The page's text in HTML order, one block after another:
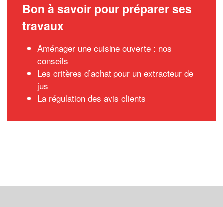
Bon à savoir pour préparer ses
travaux
Aménager une cuisine ouverte : nos
conseils
Les critères d’achat pour un extracteur de
jus
La régulation des avis clients